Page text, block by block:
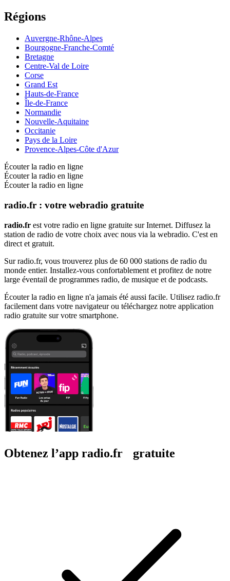
Régions
Auvergne-Rhône-Alpes
Bourgogne-Franche-Comté
Bretagne
Centre-Val de Loire
Corse
Grand Est
Hauts-de-France
Île-de-France
Normandie
Nouvelle-Aquitaine
Occitanie
Pays de la Loire
Provence-Alpes-Côte d'Azur
Écouter la radio en ligne
Écouter la radio en ligne
Écouter la radio en ligne
radio.fr : votre webradio gratuite
radio.fr est votre radio en ligne gratuite sur Internet. Diffusez la
station de radio de votre choix avec nous via la webradio. C'est en
direct et gratuit.
Sur radio.fr, vous trouverez plus de 60 000 stations de radio du
monde entier. Installez-vous confortablement et profitez de notre
large éventail de programmes radio, de musique et de podcasts.
Écouter la radio en ligne n'a jamais été aussi facile. Utilisez radio.fr
facilement dans votre navigateur ou téléchargez notre application
radio gratuite sur votre smartphone.
Obtenez l’app radio.fr gratuite